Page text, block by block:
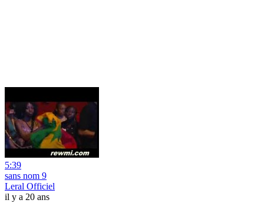
5:39
sans nom 9
Leral Officiel
il y a 20 ans